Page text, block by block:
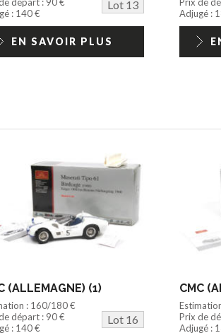
Lot 13
: 140 €
EN SAVOIR PLUS
Adjugé :
(ALLEMAGNE) (1)
: 160/180 €
départ : 90 €
Lot 16
: 140 €
CMC
Prix de
Adjugé :